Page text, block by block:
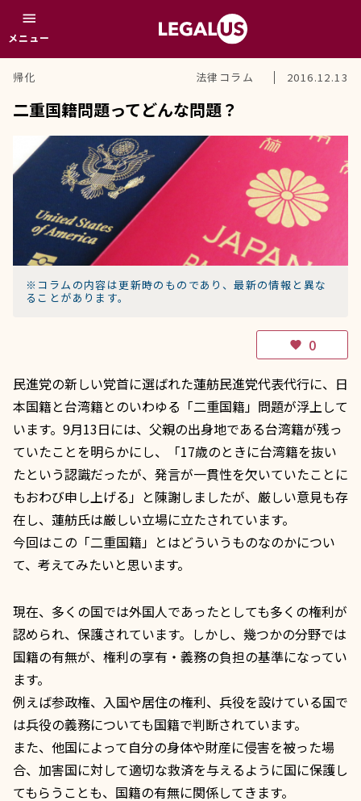
menu
メニュー
帰化 法律コラム 2016.12.13
二重国籍問題ってどんな問題？
※コラムの内容は更新時のものであり、最新の情報と異な
ることがあります。
favorite
0
民進党の新しい党首に選ばれた蓮舫民進党代表代行に、日
本国籍と台湾籍とのいわゆる「二重国籍 」問題が浮上して
います。9月13日には、父親の出身地である台湾籍が残っ
ていたことを明らかにし、「17歳のときに台湾籍を抜い
たという認識だったが、発言が一貫性を欠いていたことに
もおわび申し上げる」と陳謝しましたが、厳しい意見も存
在し、蓮舫氏は厳しい立場に立たされています。
今回はこの「二重国籍」とはどういうものなのかについ
て、考えてみたいと思います。
現在、多くの国では外国人であったとしても多くの権利が
認められ、保護されています。しかし、幾つかの分野では
国籍の有無が、権利の享有・義務の負担の基準になってい
ます。
例えば参政権、入国や居住の権利、兵役を設けている国で
は兵役の義務についても国籍で判断されています。
また、他国によって自分の身体や財産に侵害を被った場
合、加害国に対して適切な救済を与えるように国に保護し
てもらうことも、国籍の有無に関係してきます。